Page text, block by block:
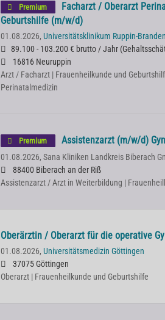
Premium
Facharzt / Oberarzt
Geburtshilfe (m/w/d)
01.08.2026, Universitätsklinikum Ruppin-
89.100 - 103.200 € brutto / Jahr (
16816 Neuruppin
Arzt / Facharzt | Frauenheilkunde und
Perinatalmedizin
Premium Assistenzarzt (m/w/d)
01.08.2026, Sana Kliniken Landkreis Biberach
88400 Biberach an der Riß
Assistenzarzt / Arzt in Weiterbildung |
Oberärztin / Oberarzt für die operative
01.08.2026, Universitätsmedizin Göttingen
37075 Göttingen
Oberarzt | Frauenheilkunde und Geburtshilfe